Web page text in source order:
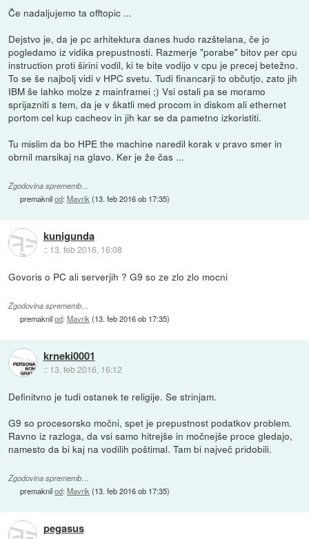
Če nadaljujemo ta offtopic ...
Dejstvo je, da je pc arhitektura danes hudo razštelana, če jo
pogledamo iz vidika prepustnosti. Razmerje "porabe" bitov per cpu
instruction proti širini vodil, ki te bite vodijo v cpu je precej betežno.
To se še najbolj vidi v HPC svetu. Tudi financarji to občutjo, zato jih
IBM še lahko molze z mainframei ;) Vsi ostali pa se moramo
sprijazniti s tem, da je v škatli med procom in diskom ali ethernet
portom cel kup cacheov in jih kar se da pametno izkoristiti.
Tu mislim da bo HPE the machine naredil korak v pravo smer in
obrnil marsikaj na glavo. Ker je že čas ...
Zgodovina sprememb…
premaknilod:Mavrik (13. feb 2016 ob 17:35)
kunigunda
:: 13. feb 2016, 16:08
Govoris o PC ali serverjih ? G9 so ze zlo zlo mocni
Zgodovina sprememb…
premaknilod:Mavrik (13. feb 2016 ob 17:35)
krneki0001
:: 13. feb 2016, 16:12
Definitvno je tudi ostanek te religije. Se strinjam.
G9 so procesorsko močni, spet je prepustnost podatkov problem.
Ravno iz razloga, da vsi samo hitrejše in močnejše proce gledajo,
namesto da bi kaj na vodilih poštimal. Tam bi največ pridobili.
Zgodovina sprememb…
premaknilod:Mavrik (13. feb 2016 ob 17:35)
pegasus